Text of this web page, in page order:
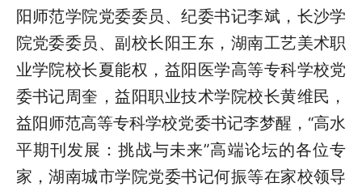
阳师范学院党委委员、纪委书记李斌，长沙学
院党委委员、副校长阳王东，湖南工艺美术职
业学院校长夏能权，益阳医学高等专科学校党
委书记周奎，益阳职业技术学院校长黄维民，
益阳师范高等专科学校党委书记李梦醒，“高水
平期刊发展：挑战与未来”高端论坛的各位专
家，湖南城市学院党委书记何振等在家校领导